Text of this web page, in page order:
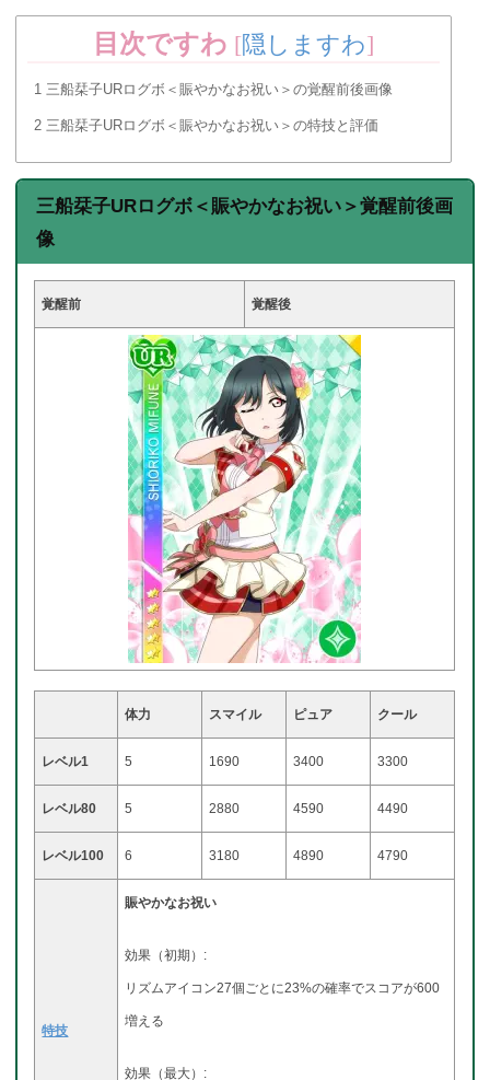
目次ですわ [隠しますわ]
1 三船栞子URログボ＜賑やかなお祝い＞の覚醒前後画像
2 三船栞子URログボ＜賑やかなお祝い＞の特技と評価
三船栞子URログボ＜賑やかなお祝い＞覚醒前後画
像
覚醒前 覚醒後
体力 スマイル ピュア クール
レベル1 5 1690 3400 3300
レベル80 5 2880 4590 4490
レベル100 6 3180 4890 4790
特技
賑やかなお祝い
効果（初期）:
リズムアイコン27個ごとに23%の確率でスコアが600
増える
効果（最大）: